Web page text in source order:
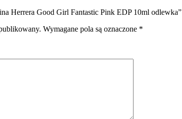
Herrera Good Girl Fantastic Pink EDP 10ml odlewka”
Wymagane pola są oznaczone *